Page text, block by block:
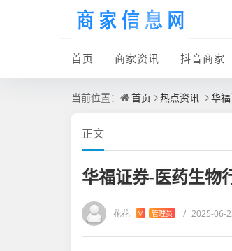
首页 商家资讯 抖音商家
当前位置： 首页 热点资讯 华
正文
华福证券-医药生物
花花 V 管理员 / 2025-06-